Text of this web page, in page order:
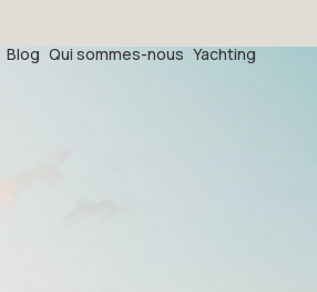
Blog Qui sommes-nous Yachting